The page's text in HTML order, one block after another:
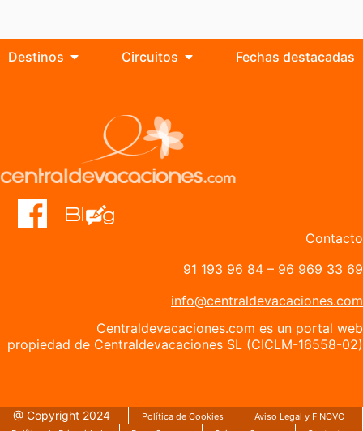
Destinos Circuitos Fechas destacadas
Contacto
91 193 96 84 – 96 969 33 69
info@centraldevacaciones.com
Centraldevacaciones.com es un portal web
propiedad de Centraldevacaciones SL (CICLM-16558-02)
@ Copyright 2024 Política de Cookies
Aviso Legal y FINCVC